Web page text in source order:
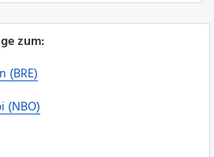
zum:
(BRE)
(NBO)